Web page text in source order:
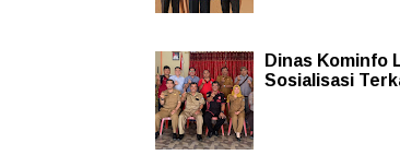
Dinas Kominfo
Sosialisasi